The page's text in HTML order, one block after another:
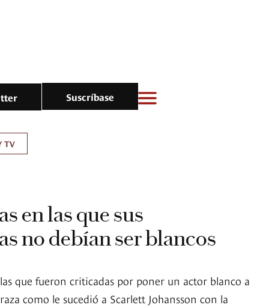
Suscríbase
TV
en las que sus
no debían ser blancos
que fueron criticadas por poner un actor blanco a
como le sucedió a Scarlett Johansson con la